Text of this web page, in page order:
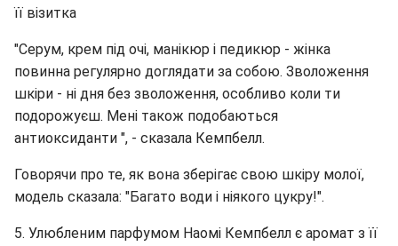
її візитка
"Серум, крем під очі, манікюр і педикюр - жінка
повинна регулярно доглядати за собою. Зволоження
шкіри - ні дня без зволоження, особливо коли ти
подорожуєш. Мені також подобаються
антиоксиданти ", - сказала Кемпбелл.
Говорячи про те, як вона зберігає свою шкіру молої,
модель сказала: "Багато води і ніякого цукру!".
5. Улюбленим парфумом Наомі Кемпбелл є аромат з її